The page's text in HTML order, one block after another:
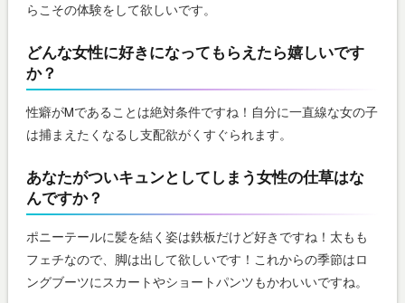
らこその体験をして欲しいです。
どんな女性に好きになってもらえたら嬉しいです
か？
性癖がMであることは絶対条件ですね！自分に一直線な女の子
は捕まえたくなるし支配欲がくすぐられます。
あなたがついキュンとしてしまう女性の仕草はな
んですか？
ポニーテールに髪を結く姿は鉄板だけど好きですね！太もも
フェチなので、脚は出して欲しいです！これからの季節はロ
ングブーツにスカートやショートパンツもかわいいですね。